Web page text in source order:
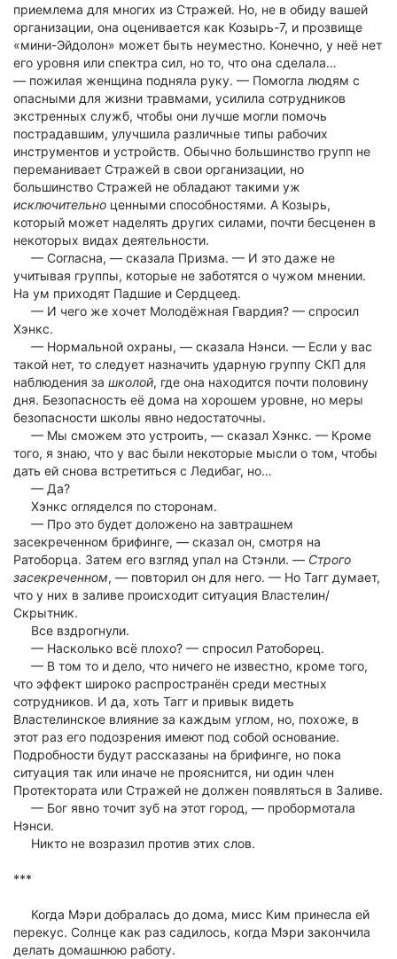
приемлема для многих из Стражей. Но, не в обиду вашей
организации, она оценивается как Козырь-7, и прозвище
«мини-Эйдолон» может быть неуместно. Конечно, у неё нет
его уровня или спектра сил, но то, что она сделала…
— пожилая женщина подняла руку. — Помогла людям с
опасными для жизни травмами, усилила сотрудников
экстренных служб, чтобы они лучше могли помочь
пострадавшим, улучшила различные типы рабочих
инструментов и устройств. Обычно большинство групп не
переманивает Стражей в свои организации, но
большинство Стражей не обладают такими уж
исключительно ценными способностями. А Козырь,
который может наделять других силами, почти бесценен в
некоторых видах деятельности.
— Согласна, — сказала Призма. — И это даже не
учитывая группы, которые не заботятся о чужом мнении.
На ум приходят Падшие и Сердцеед.
— И чего же хочет Молодёжная Гвардия? — спросил
Хэнкс.
— Нормальной охраны, — сказала Нэнси. — Если у вас
такой нет, то следует назначить ударную группу СКП для
наблюдения за школой, где она находится почти половину
дня. Безопасность её дома на хорошем уровне, но меры
безопасности школы явно недостаточны.
— Мы сможем это устроить, — сказал Хэнкс. — Кроме
того, я знаю, что у вас были некоторые мысли о том, чтобы
дать ей снова встретиться с Ледибаг, но…
— Да?
Хэнкс огляделся по сторонам.
— Про это будет доложено на завтрашнем
засекреченном брифинге, — сказал он, смотря на
Ратоборца. Затем его взгляд упал на Стэнли. — Строго
засекреченном, — повторил он для него. — Но Тагг думает,
что у них в заливе происходит ситуация Властелин/
Скрытник.
Все вздрогнули.
— Насколько всё плохо? — спросил Ратоборец.
— В том то и дело, что ничего не известно, кроме того,
что эффект широко распространён среди местных
сотрудников. И да, хоть Тагг и привык видеть
Властелинское влияние за каждым углом, но, похоже, в
этот раз его подозрения имеют под собой основание.
Подробности будут рассказаны на брифинге, но пока
ситуация так или иначе не прояснится, ни один член
Протектората или Стражей не должен появляться в Заливе.
— Бог явно точит зуб на этот город, — пробормотала
Нэнси.
Никто не возразил против этих слов.
***
Когда Мэри добралась до дома, мисс Ким принесла ей
перекус. Солнце как раз садилось, когда Мэри закончила
делать домашнюю работу.